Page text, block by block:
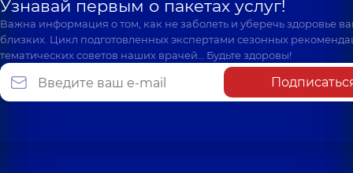
Узнавай первым о пакетах услуг!
Важна информация о том, как не заболеть и уберечь здоровье
близких. Цикл подготовленных экспертами сезонных
тематических советов наших врачей… Будьте здоровы!